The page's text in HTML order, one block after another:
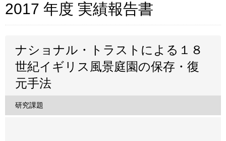
2017 年度 実績報告書
ナショナル・トラストによる１８
世紀イギリス風景庭園の保存・復
元手法
研究課題